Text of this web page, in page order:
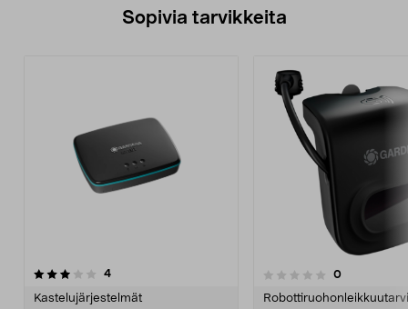
Sopivia tarvikkeita
4arvostelut
Kastelujärjestelmät
0.0 viidestä
0arvostelut
5.0viidestä